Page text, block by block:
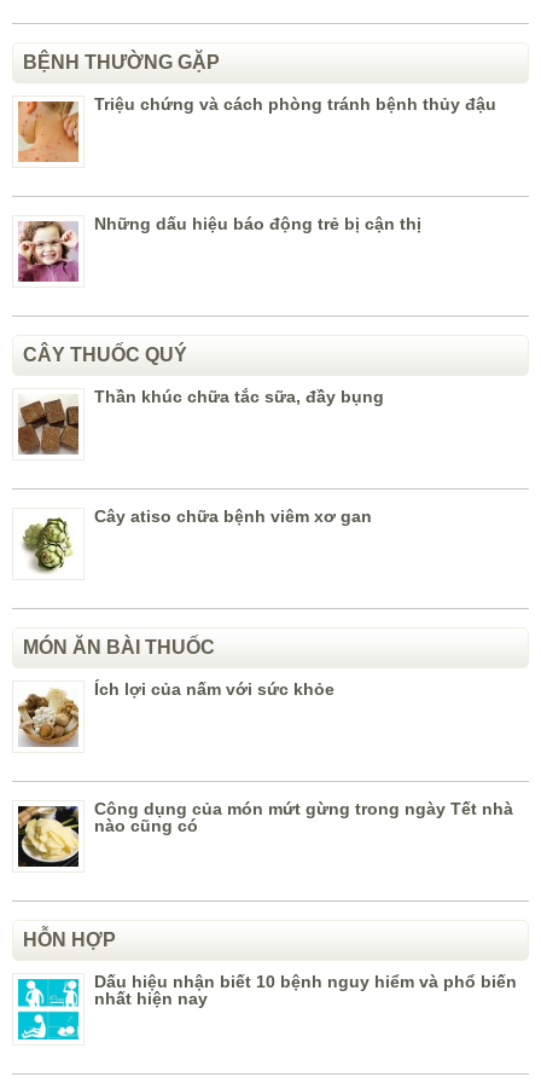
BỆNH THƯỜNG GẶP
Triệu chứng và cách phòng tránh bệnh thủy đậu
Những dấu hiệu báo động trẻ bị cận thị
CÂY THUỐC QUÝ
Thần khúc chữa tắc sữa, đầy bụng
Cây atiso chữa bệnh viêm xơ gan
MÓN ĂN BÀI THUỐC
Ích lợi của nấm với sức khỏe
Công dụng của món mứt gừng trong ngày Tết nhà
nào cũng có
HỖN HỢP
Dấu hiệu nhận biết 10 bệnh nguy hiểm và phổ biến
nhất hiện nay